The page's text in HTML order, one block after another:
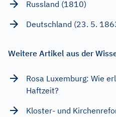
Russland (1810)
Deutschland (23. 5.
Weitere Artikel aus der
Rosa Luxemburg: Wie
Haftzeit?
Kloster- und